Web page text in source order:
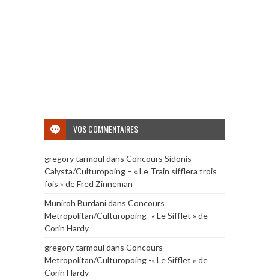
VOS COMMENTAIRES
gregory tarmoul dans Concours Sidonis
Calysta/Culturopoing – « Le Train sifflera trois
fois » de Fred Zinneman
Muniroh Burdanidans Concours
Metropolitan/Culturopoing -« Le Sifflet » de
Corin Hardy
gregory tarmoul dans Concours
Metropolitan/Culturopoing -« Le Sifflet » de
Corin Hardy